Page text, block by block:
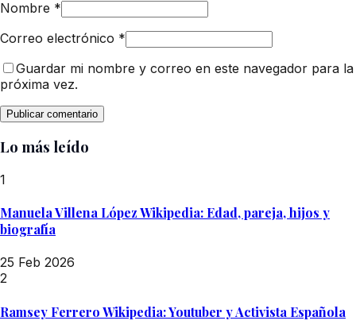
Nombre *
Correo electrónico *
Guardar mi nombre y correo en este navegador para la
próxima vez.
Lo más leído
1
Manuela Villena López Wikipedia: Edad, pareja, hijos y
biografía
25 Feb 2026
2
Ramsey Ferrero Wikipedia: Youtuber y Activista Española